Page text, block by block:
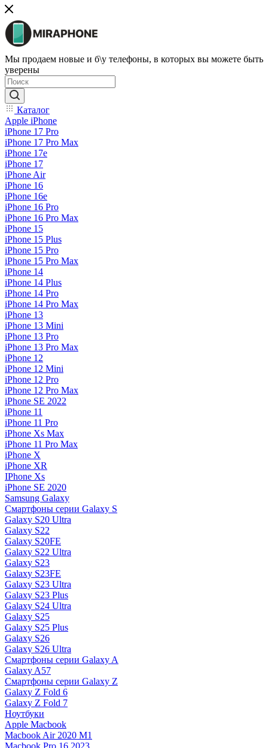
Мы продаем новые и б\у телефоны, в которых вы можете быть
уверены
Каталог
Apple iPhone
iPhone 17 Pro
iPhone 17 Pro Max
iPhone 17e
iPhone 17
iPhone Air
iPhone 16
iPhone 16e
iPhone 16 Pro
iPhone 16 Pro Max
iPhone 15
iPhone 15 Plus
iPhone 15 Pro
iPhone 15 Pro Max
iPhone 14
iPhone 14 Plus
iPhone 14 Pro
iPhone 14 Pro Max
iPhone 13
iPhone 13 Mini
iPhone 13 Pro
iPhone 13 Pro Max
iPhone 12
iPhone 12 Mini
iPhone 12 Pro
iPhone 12 Pro Max
iPhone SE 2022
iPhone 11
iPhone 11 Pro
iPhone Xs Max
iPhone 11 Pro Max
iPhone X
iPhone XR
IPhone Xs
iPhone SE 2020
Samsung Galaxy
Смартфоны серии Galaxy S
Galaxy S20 Ultra
Galaxy S22
Galaxy S20FE
Galaxy S22 Ultra
Galaxy S23
Galaxy S23FE
Galaxy S23 Ultra
Galaxy S23 Plus
Galaxy S24 Ultra
Galaxy S25
Galaxy S25 Plus
Galaxy S26
Galaxy S26 Ultra
Смартфоны серии Galaxy A
Galaxy A57
Смартфоны серии Galaxy Z
Galaxy Z Fold 6
Galaxy Z Fold 7
Ноутбуки
Apple Macbook
Macbook Air 2020 M1
Macbook Pro 16 2023